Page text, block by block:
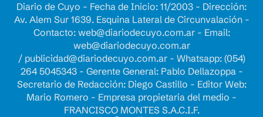
Diario de Cuyo - Fecha de Inicio: 11/2003 - Dirección:
Av. Alem Sur 1639. Esquina Lateral de Circunvalación -
Contacto: web@diariodecuyo.com.ar- Email:
web@diariodecuyo.com.ar
/ publicidad@diariodecuyo.com.ar- Whatsapp: (054)
264 5045343 - Gerente General: Pablo Dellazoppa -
Secretario de Redacción: Diego Castillo - Editor Web:
Mario Romero - Empresa propietaria del medio -
FRANCISCO MONTES S.A.C.I.F.